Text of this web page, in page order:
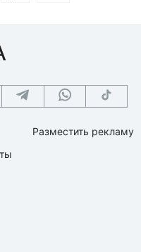
Разместить рекламу